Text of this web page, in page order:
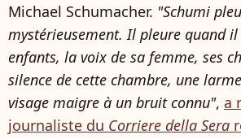
Michael Schumacher. "Schumi
mystérieusement. Il pleure quand il
enfants, la voix de sa femme, ses
silence de cette chambre, une
visage maigre à un bruit connu", a
journaliste du Corriere della Sera